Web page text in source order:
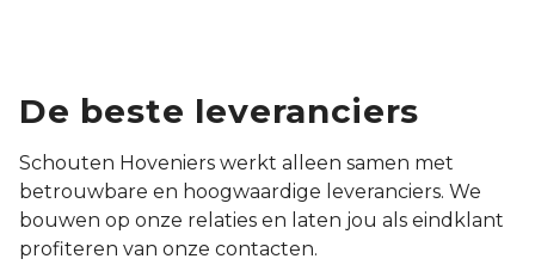
De beste leveranciers
Schouten Hoveniers werkt alleen samen met
betrouwbare en hoogwaardige leveranciers. We
bouwen op onze relaties en laten jou als eindklant
profiteren van onze contacten.